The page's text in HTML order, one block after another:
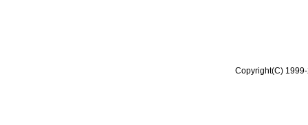
Copyright(C)